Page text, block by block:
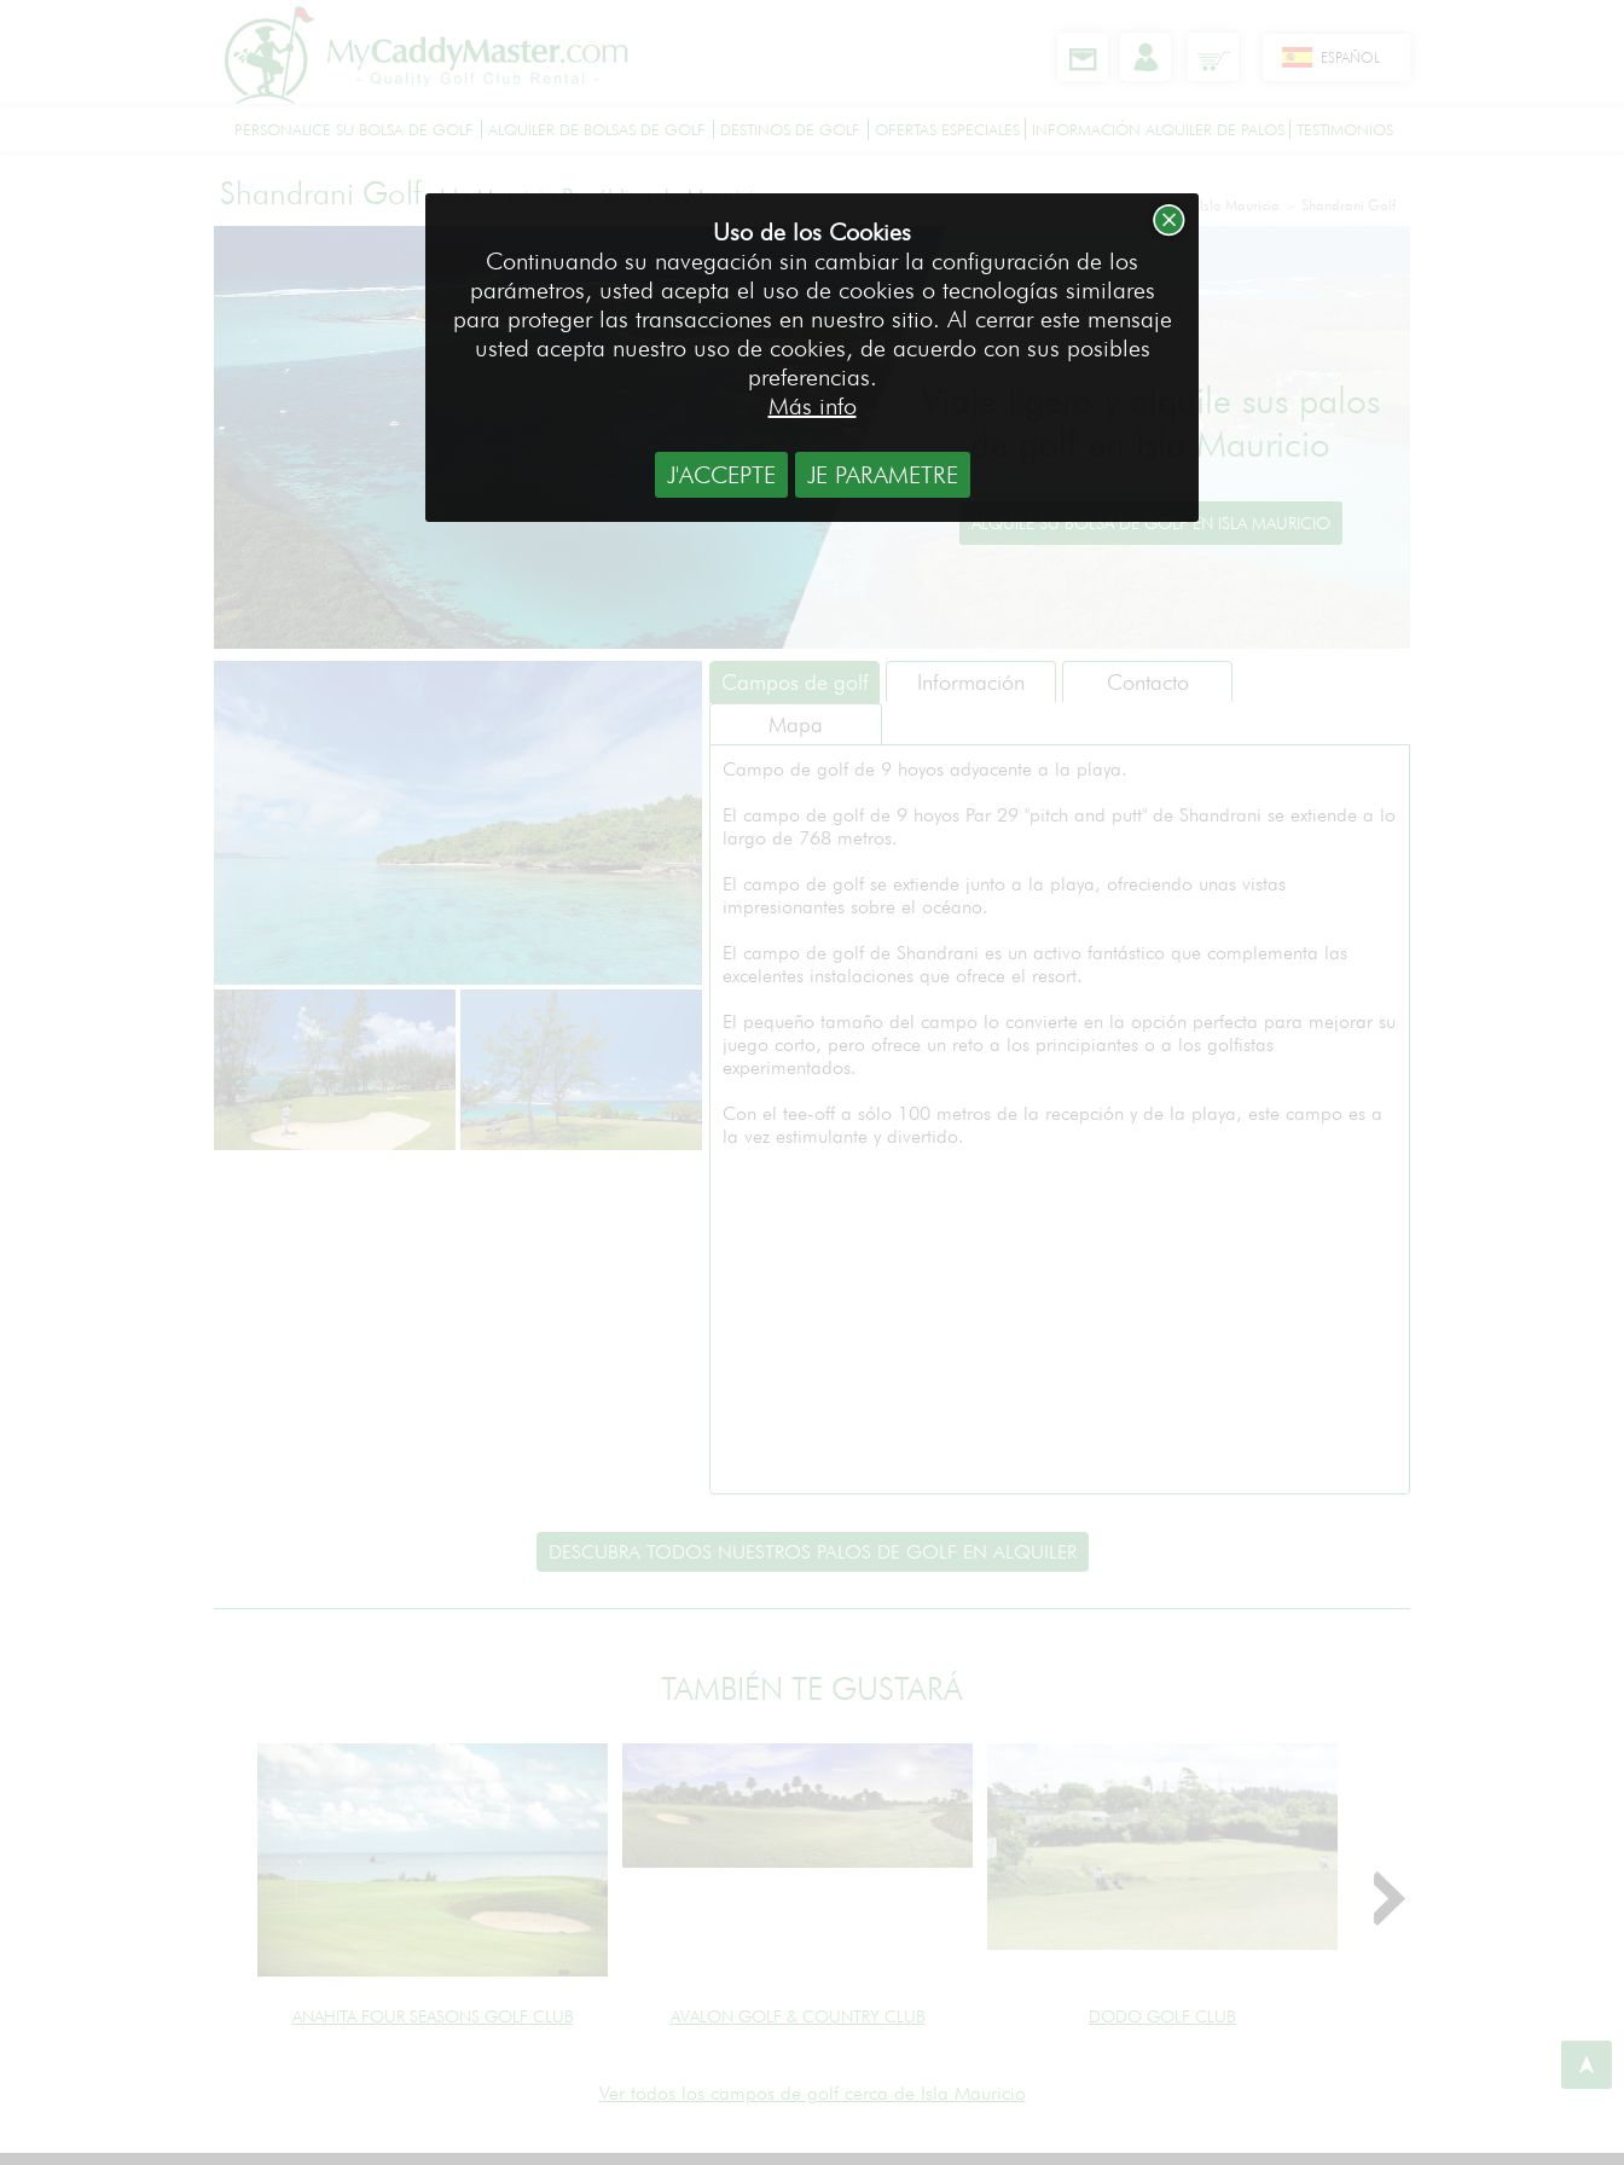
ESPAÑOL
PERSONALICE SU BOLSA DE GOLF ALQUILER DE BOLSAS DE GOLF DESTINOS DE GOLF OFERTAS ESPECIALES INFORMACIÓN ALQUILER DE PALOS TESTIMONIOS
Shandrani Golf-Isla Mauricio República de Mauricio Destinos de Golf Isla Mauricio Shandrani Golf
Viaje ligero y alquile sus palos
de golf en Isla Mauricio
Campos de golf Información
Contacto
Mapa
Campo de golf de 9 hoyos adyacente a la playa.
El campo de golf de 9 hoyos Par 29 "pitch and putt" de Shandrani se extiende a lo
largo de 768 metros.
El campo de golf se extiende junto a la playa, ofreciendo unas vistas
impresionantes sobre el océano.
El campo de golf de Shandrani es un activo fantástico que complementa las
excelentes instalaciones que ofrece el resort.
El pequeño tamaño del campo lo convierte en la opción perfecta para mejorar su
juego corto, pero ofrece un reto a los principiantes o a los golfistas
experimentados.
Con el tee-off a sólo 100 metros de la recepción y de la playa, este campo es a
la vez estimulante y divertido.
DESCUBRA TODOS NUESTROS PALOS DE GOLF EN ALQUILER
TAMBIÉN TE GUSTARÁ
ANAHITA FOUR SEASONS GOLF CLUB AVALON GOLF & COUNTRY CLUB DODO GOLF CLUB
Ver todos los campos de golf cerca de Isla Mauricio
Uso de los Cookies
Continuando su navegación sin cambiar la configuración de los
parámetros, usted acepta el uso de cookies o tecnologías similares
para proteger las transacciones en nuestro sitio. Al cerrar este mensaje
usted acepta nuestro uso de cookies, de acuerdo con sus posibles
preferencias.
Más info
J'ACCEPTE JE PARAMETRE